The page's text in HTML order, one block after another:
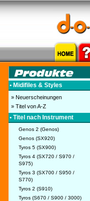
• Midifiles & Styles
» Neuerscheinungen
» Titel von A-Z
• Titel nach Instrument
Genos 2 (Genos)
Genos (SX920)
Tyros 5 (SX900)
Tyros 4 (SX720 / S970 /
S975)
Tyros 3 (SX700 / S950 /
S770)
Tyros 2 (S910)
Tyros (S670 / S900 / 3000)